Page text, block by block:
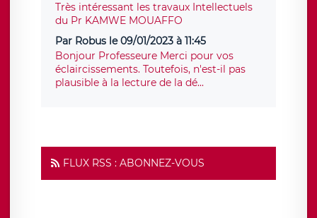
Très intéressant les travaux Intellectuels
du Pr KAMWE MOUAFFO
Par Robus le 09/01/2023 à 11:45
Bonjour Professeure Merci pour vos
éclaircissements. Toutefois, n'est-il pas
plausible à la lecture de la dé...
FLUX RSS : ABONNEZ-VOUS